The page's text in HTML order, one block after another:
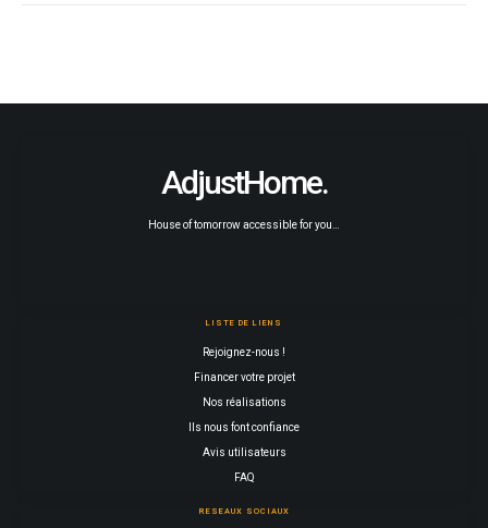
RESEAUX SOCIAUX
LISTE DE LIENS
Rejoignez-nous !
Financer votre projet
Nos réalisations
Ils nous font confiance
Avis utilisateurs
FAQ
AdjustHome.
House of tomorrow accessible for you…